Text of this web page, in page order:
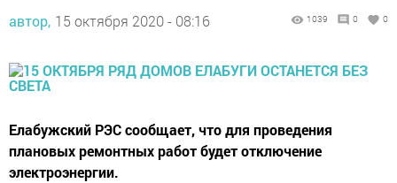
автор, 15 октября 2020 - 08:16 1039 0 0
Елабужский РЭС сообщает, что для проведения
плановых ремонтных работ будет отключение
электроэнергии.